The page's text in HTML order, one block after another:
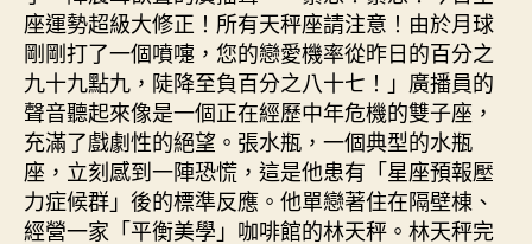
座運勢超級大修正！所有天秤座請注意！由於月球
剛剛打了一個噴嚏，您的戀愛機率從昨日的百分之
九十九點九，陡降至負百分之八十七！」廣播員的
聲音聽起來像是一個正在經歷中年危機的雙子座，
充滿了戲劇性的絕望。張水瓶，一個典型的水瓶
座，立刻感到一陣恐慌，這是他患有「星座預報壓
力症候群」後的標準反應。他單戀著住在隔壁棟、
經營一家「平衡美學」咖啡館的林天秤。林天秤完